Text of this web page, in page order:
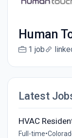
Human
1 job
Latest
HVAC
Full-time•